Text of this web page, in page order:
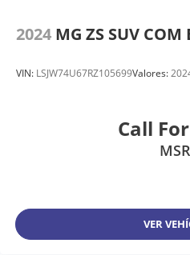
2024 MG ZS SUV COM
VIN: LSJW74U67RZ105699Valores:
Call
VER